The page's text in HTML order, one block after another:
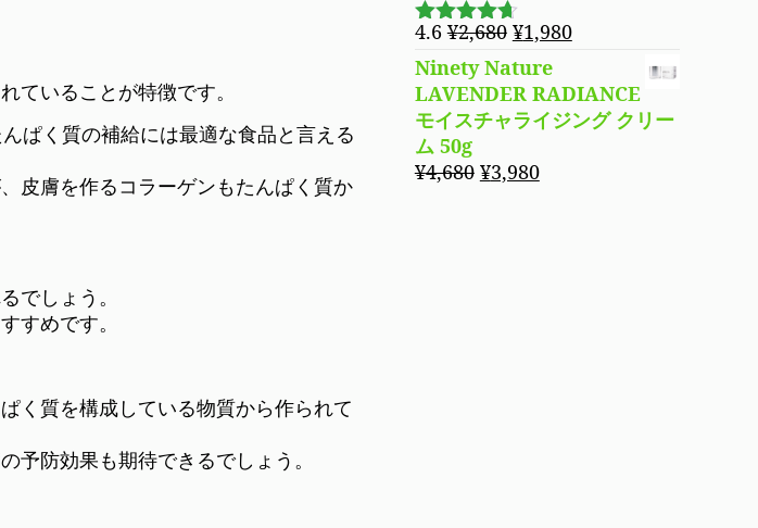
ていることが特徴です。
ぱく質の補給には最適な食品と言える
皮膚を作るコラーゲンもたんぱく質か
でしょう。
すめです。
く質を構成している物質から作られて
予防効果も期待できるでしょう。
5段階で
4.60
の評
価
4.6 ¥2,680 元
の
価
格
は
¥2,680
で
¥1,980現
の
価
格
Ninety Nature
LAVENDER RADIANCE
モイスチャライジング クリー
ム 50g
¥4,680 元
¥3,980現